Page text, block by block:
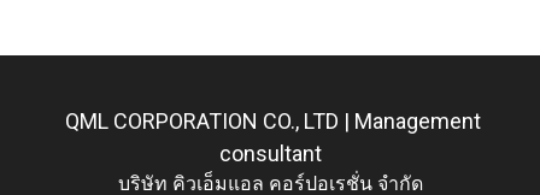
QML CORPORATION CO., LTD | Management
consultant
บริษัท คิวเอ็มแอล คอร์ปอเรชั่น จำกัด